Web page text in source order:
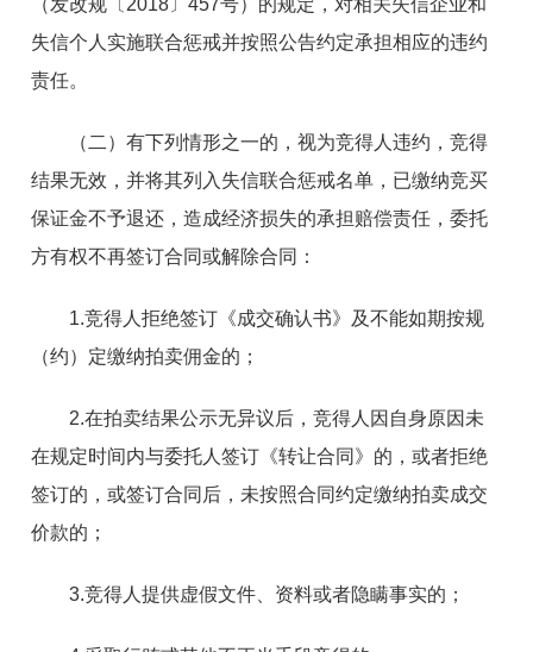
失信个人实施联合惩戒并按照公告约定承担相应的违约
责任。
（二）有下列情形之一的，视为竞得人违约，竞得
结果无效，并将其列入失信联合惩戒名单，已缴纳竞买
保证金不予退还，造成经济损失的承担赔偿责任，委托
方有权不再签订合同或解除合同：
1.竞得人拒绝签订《成交确认书》及不能如期按规
（约）定缴纳拍卖佣金的；
2.在拍卖结果公示无异议后，竞得人因自身原因未
在规定时间内与委托人签订《转让合同》的，或者拒绝
签订的，或签订合同后，未按照合同约定缴纳拍卖成交
价款的；
3.竞得人提供虚假文件、资料或者隐瞒事实的；